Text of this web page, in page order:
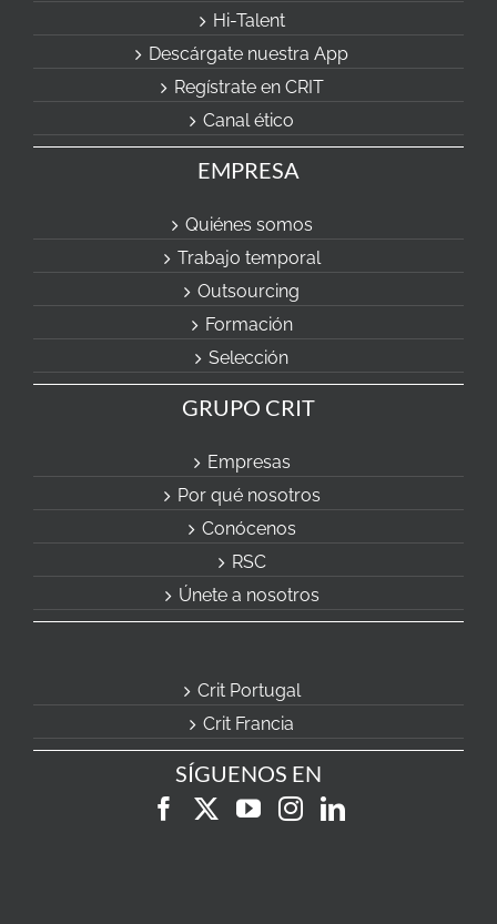
Hi-Talent
Descárgate nuestra App
Regístrate en CRIT
Canal ético
EMPRESA
Quiénes somos
Trabajo temporal
Outsourcing
Formación
Selección
GRUPO CRIT
Empresas
Por qué nosotros
Conócenos
RSC
Únete a nosotros
Crit Portugal
Crit Francia
SÍGUENOS EN